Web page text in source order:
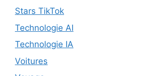
Stars TikTok
Technologie AI
Technologie IA
Voitures